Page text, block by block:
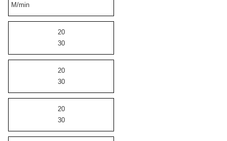
M/min
20
30
20
30
20
30